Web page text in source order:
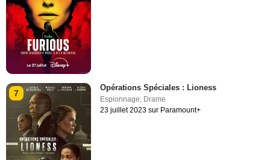
7
Opérations Spéciales : Lioness
Espionnage Drame
23 juillet 2023 sur Paramount+